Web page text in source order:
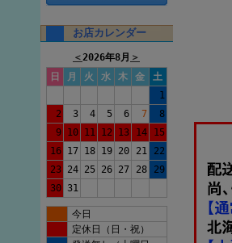
お店カレンダー
＜2026年8月 ＞
日
月 火 水 木 金
土
1
2
3 4 5 6 7
8
9
10 11 12 13 14
15
16
17 18 19 20 21
22
23
24 25 26 27 28
29
30 31
今日
定休日（日・祝）